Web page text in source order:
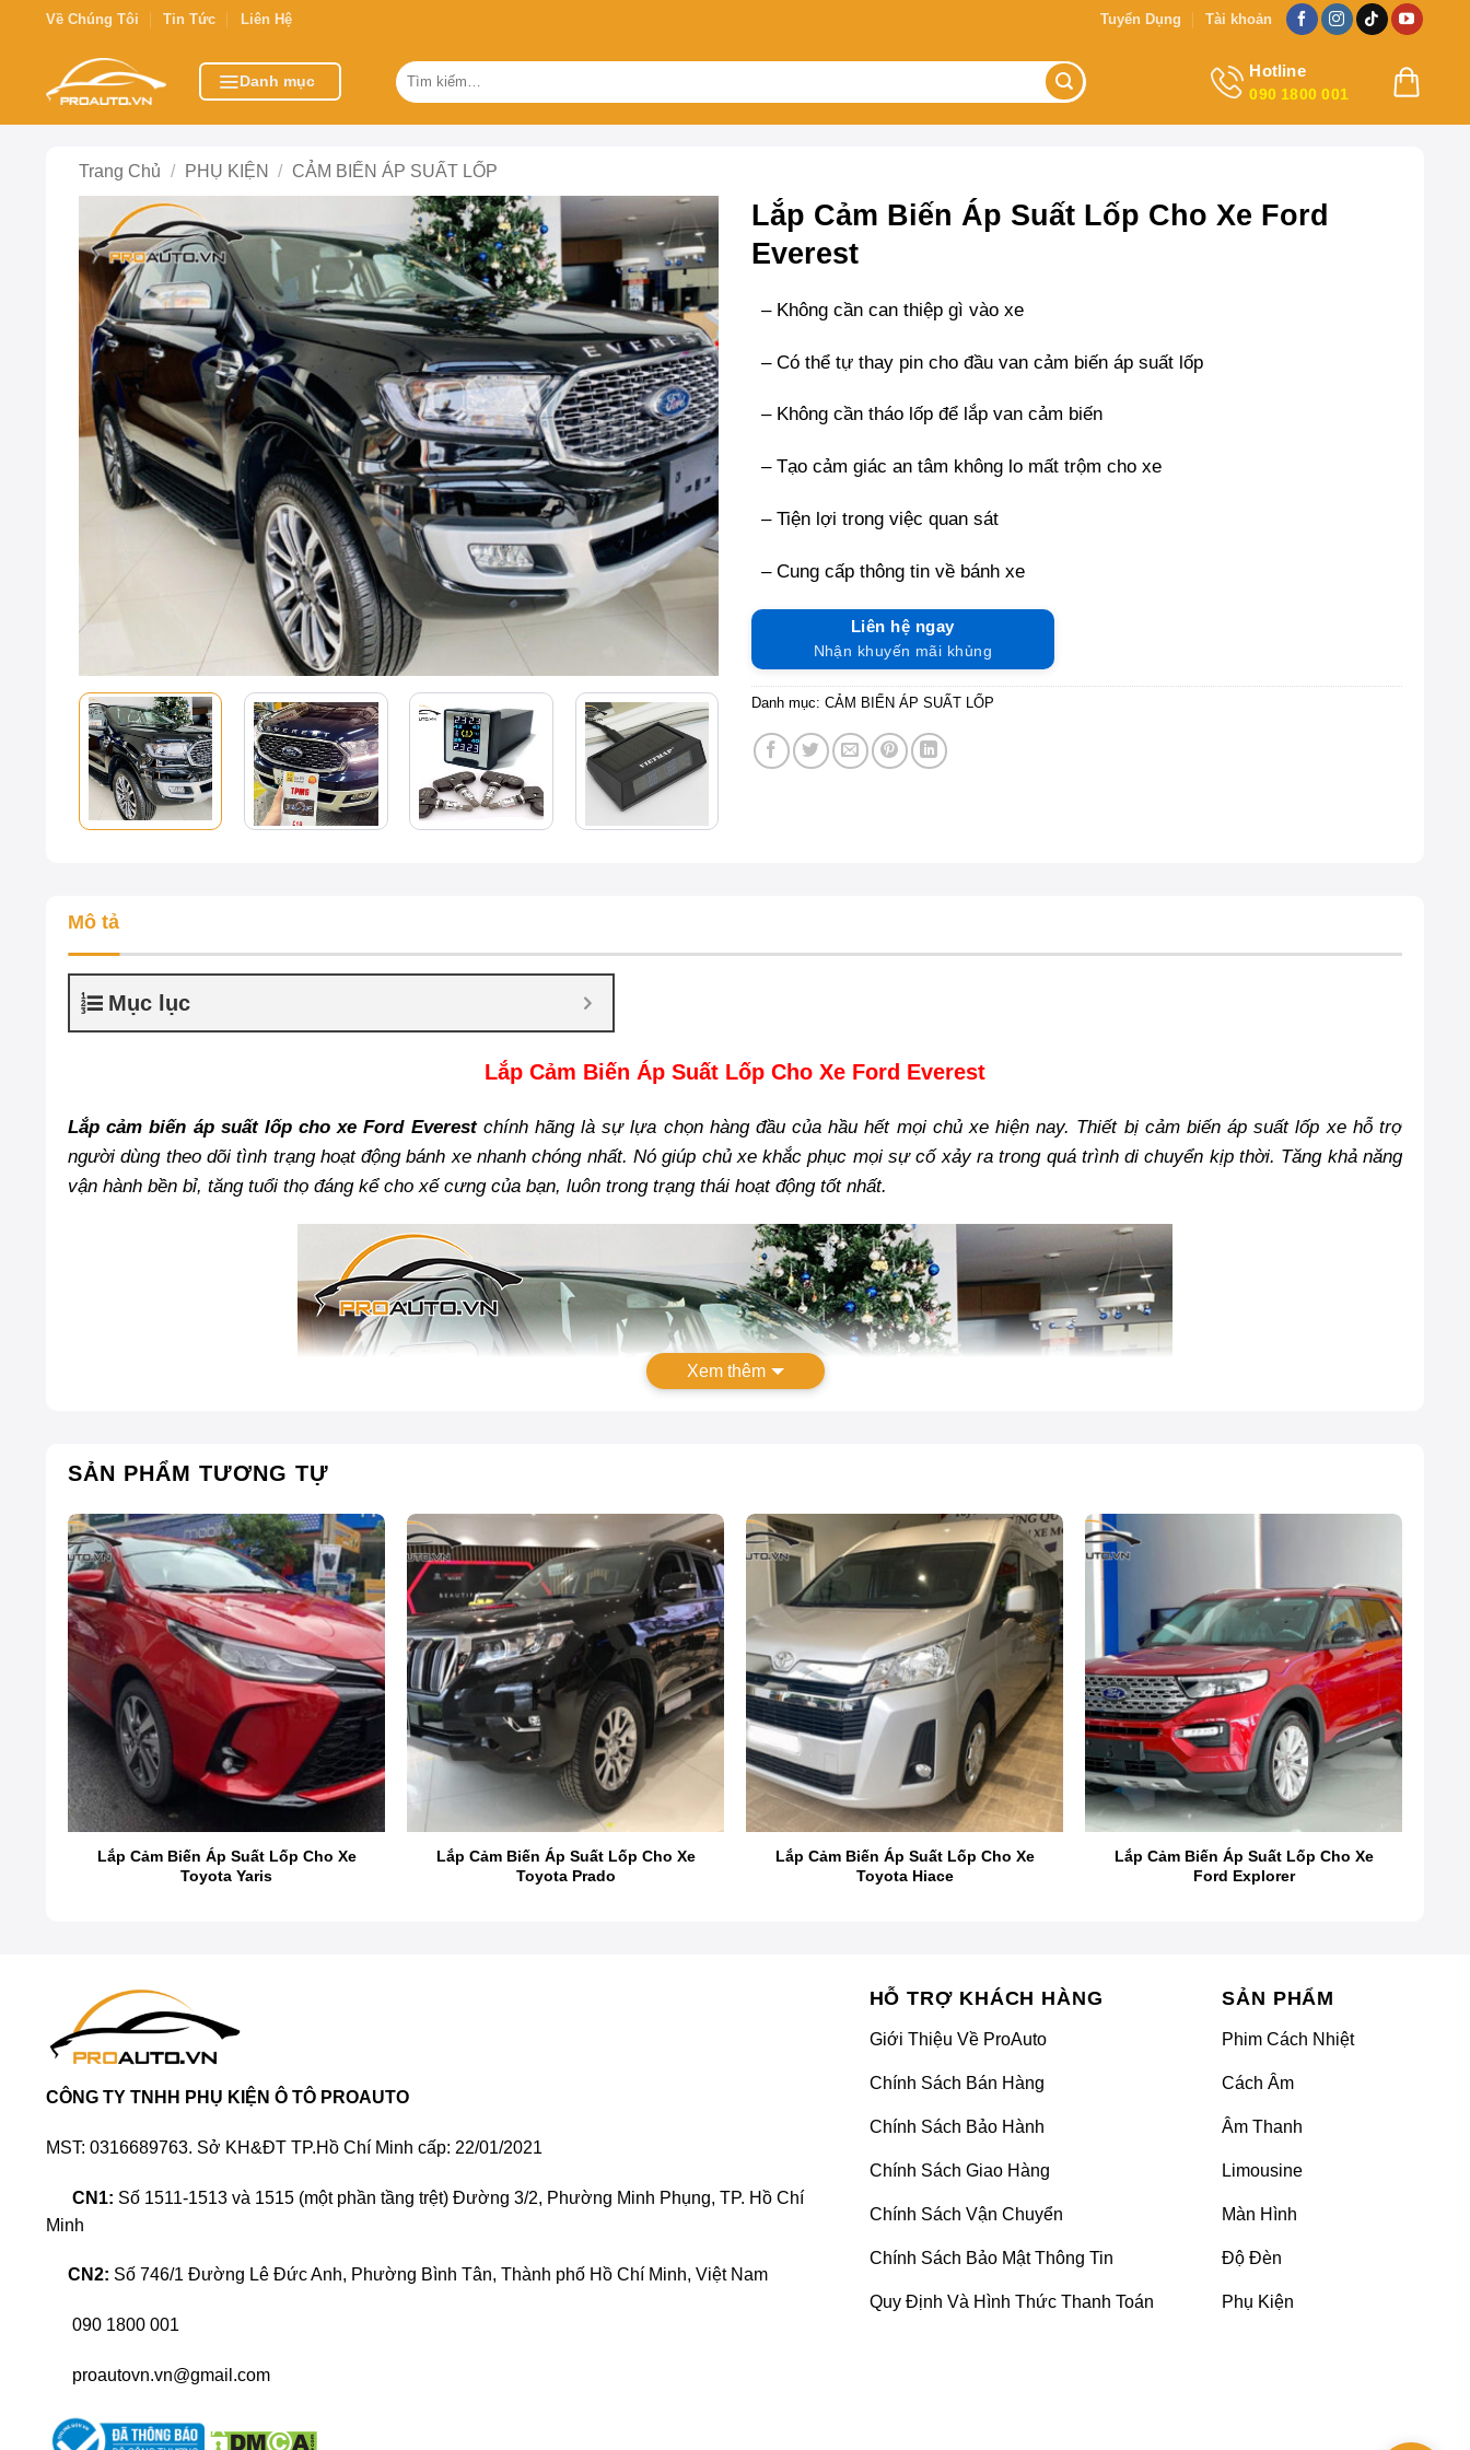
Về Chúng Tôi Tin Tức Liên Hệ Tuyển Dụng Tài khoản
Danh mục
Tìm
kiếm:
Hotline
090 1800 001
Trang Chủ / PHỤ KIỆN / CẢM BIẾN ÁP SUẤT LỐP
Lắp Cảm Biến Áp Suất Lốp Cho Xe Ford
Everest
– Không cần can thiệp gì vào xe
– Có thể tự thay pin cho đầu van cảm biến áp suất lốp
– Không cần tháo lốp để lắp van cảm biến
– Tạo cảm giác an tâm không lo mất trộm cho xe
– Tiện lợi trong việc quan sát
– Cung cấp thông tin về bánh xe
Liên hệ ngay
Nhận khuyến mãi khủng
Danh mục: CẢM BIẾN ÁP SUẤT LỐP
Mô tả
Mục lục
Lắp Cảm Biến Áp Suất Lốp Cho Xe Ford Everest
Lắp cảm biến áp suất lốp cho xe Ford Everestchính hãng là sự lựa chọn hàng đầu của hầu hết mọi chủ xe hiện nay. Thiết bị cảm biến áp suất lốp xe hỗ trợ
người dùng theo dõi tình trạng hoạt động bánh xe nhanh chóng nhất. Nó giúp chủ xe khắc phục mọi sự cố xảy ra trong quá trình di chuyển kịp thời. Tăng khả năng
vận hành bền bỉ, tăng tuổi thọ đáng kể cho xế cưng của bạn, luôn trong trạng thái hoạt động tốt nhất.
Thiết bị cảm biến áp suất lốp
hình ảnh được hiển thị qua màn hình DVD Android trên xe hoặc gửi thông tin thông báo cụ thể qua điện thoại thông minh người dùng vô cùng tiện lợi để theo dõi.
Thông thường phần áp suất không khí bên trong của lốp xe sẽ có nhiều sự thay đổi nhất định khi sử dụng. Phần áp suất này có khi sẽ tăng cao và cũng có lúc sẽ
giảm một cách đột ngột so với mức cài đặt ban đầu. Lúc này, thiết bị sẽ thông báo cho tài xế biết được tình trạng hoạt động lốp xe để khắc phục sự cố nhanh
Xem thêm
SẢN PHẨM TƯƠNG TỰ
Lắp Cảm Biến Áp Suất Lốp Cho Xe
Toyota Yaris
Lắp Cảm Biến Áp Suất Lốp Cho Xe
Toyota Prado
Lắp Cảm Biến Áp Suất Lốp Cho Xe
Toyota Hiace
Lắp Cảm Biến Áp Suất Lốp Cho Xe
Ford Explorer
CÔNG TY TNHH PHỤ KIỆN Ô TÔ PROAUTO
MST: 0316689763. Sở KH&ĐT TP.Hồ Chí Minh cấp: 22/01/2021
CN1: Số 1511-1513 và 1515 (một phần tầng trệt) Đường 3/2, Phường Minh Phụng, TP. Hồ Chí
Minh
CN2: Số 746/1 Đường Lê Đức Anh, Phường Bình Tân, Thành phố Hồ Chí Minh, Việt Nam
090 1800 001
proautovn.vn@gmail.com
HỖ TRỢ KHÁCH HÀNG
Giới Thiệu Về ProAuto
Chính Sách Bán Hàng
Chính Sách Bảo Hành
Chính Sách Giao Hàng
Chính Sách Vận Chuyển
Chính Sách Bảo Mật Thông Tin
Quy Định Và Hình Thức Thanh Toán
SẢN PHẨM
Phim Cách Nhiệt
Cách Âm
Âm Thanh
Limousine
Màn Hình
Độ Đèn
Phụ Kiện